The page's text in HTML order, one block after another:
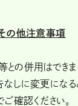
の他注意事項
の併用はできま
しに変更になる
ご確認ください。